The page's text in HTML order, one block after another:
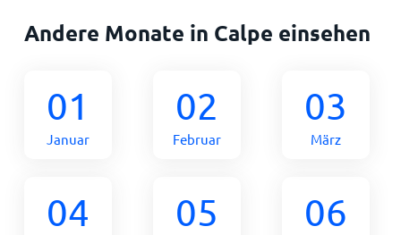
Andere Monate in Calpe einsehen
01
Januar
02
Februar
03
März
04 05 06